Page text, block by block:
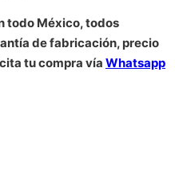
todo México, todos
de fabricación, precio
tu compra vía Whatsapp